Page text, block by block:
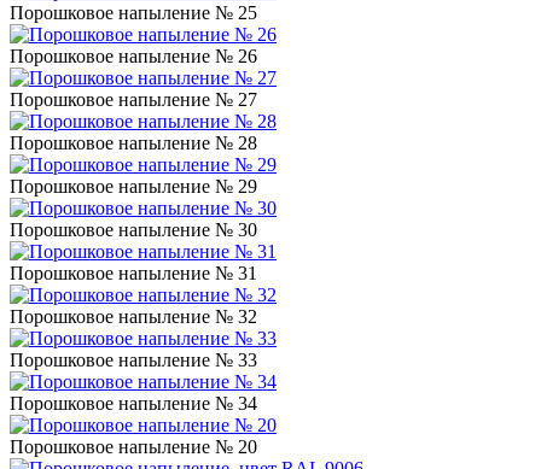
Порошковое напыление № 25
Порошковое напыление № 26
Порошковое напыление № 27
Порошковое напыление № 28
Порошковое напыление № 29
Порошковое напыление № 30
Порошковое напыление № 31
Порошковое напыление № 32
Порошковое напыление № 33
Порошковое напыление № 34
Порошковое напыление № 20